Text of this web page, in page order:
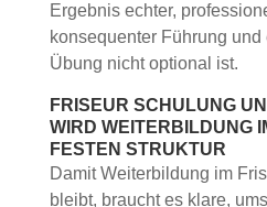
Ergebnis echter,
konsequenter Führung
Übung nicht optional ist.
FRISEUR SCHULUNG
WIRD WEITERBILDUNG
FESTEN STRUKTUR
Damit Weiterbildung im
bleibt, braucht es klare,